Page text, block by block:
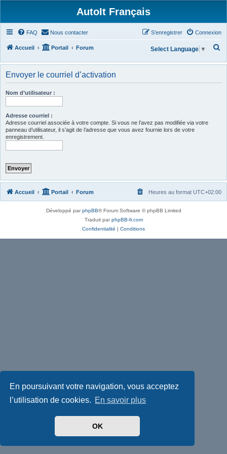
En poursuivant votre navigation, vous acceptez
l’utilisation de cookies. En savoir plus
OK
AutoIt Français
FAQ Nous contacter Connexion
S’enregistrer
Accueil Portail Forum
h
Select Language ▼
Envoyer le courriel d’activation
Nom d’utilisateur :
Adresse courriel :
Adresse courriel associée à votre compte. Si vous ne l’avez pas modifiée via votre
panneau d’utilisateur, il s’agit de l’adresse que vous avez fournie lors de votre
enregistrement.
Accueil Portail Forum Heures au format UTC+02:00
Développé parphpBB® Forum Software © phpBB Limited
Traduit parphpBB-fr.com
Confidentialité | Conditions